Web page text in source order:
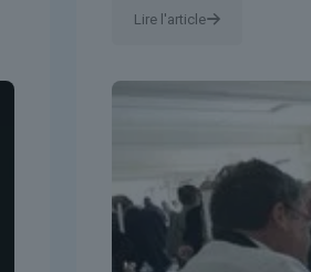
Lire l'article